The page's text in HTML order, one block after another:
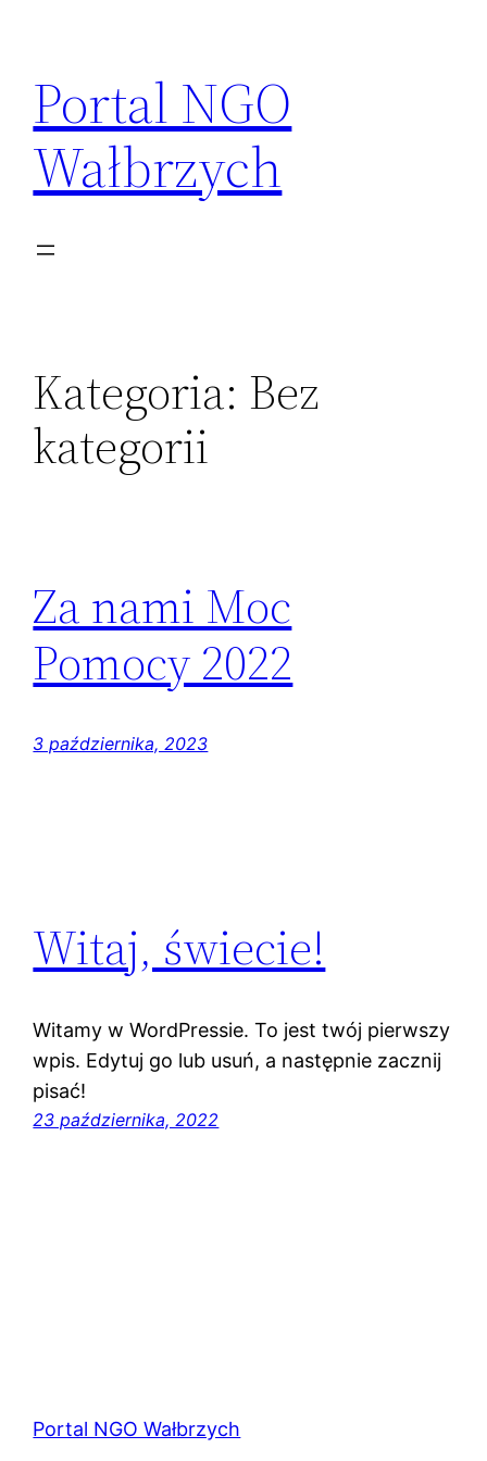
treści
Portal NGO
Wałbrzych
Kategoria: Bez
kategorii
Za nami Moc
Pomocy 2022
3 października, 2023
Witaj, świecie!
Witamy w WordPressie. To jest twój pierwszy
wpis. Edytuj go lub usuń, a następnie zacznij
pisać!
23 października, 2022
Portal NGO Wałbrzych